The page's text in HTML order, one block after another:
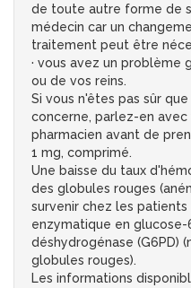
de toute autre forme de
médecin car un
traitement peut être
· vous avez un problème
ou de vos reins.
Si vous n'êtes pas sûr
concerne, parlez-en
pharmacien avant de
1 mg, comprimé.
Une baisse du taux
des globules rouges
survenir chez les
enzymatique en
déshydrogénase (G6PD)
globules rouges).
Les informations